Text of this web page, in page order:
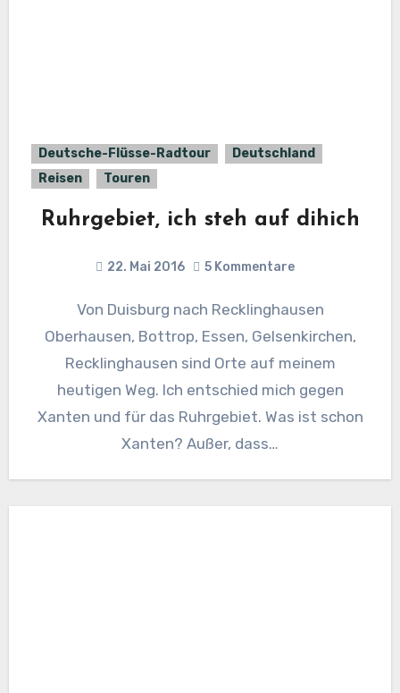
Deutsche-Flüsse-Radtour
Deutschland
Reisen
Touren
Ruhrgebiet, ich steh auf dihich
22. Mai 2016 5 Kommentare
Von Duisburg nach Recklinghausen
Oberhausen, Bottrop, Essen, Gelsenkirchen,
Recklinghausen sind Orte auf meinem
heutigen Weg. Ich entschied mich gegen
Xanten und für das Ruhrgebiet. Was ist schon
Xanten? Außer, dass…